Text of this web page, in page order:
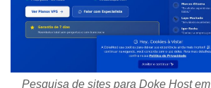
Pesquisa de sites para Doke Host em